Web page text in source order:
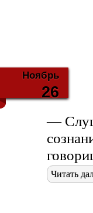
Ноябрь
26
—
Читать